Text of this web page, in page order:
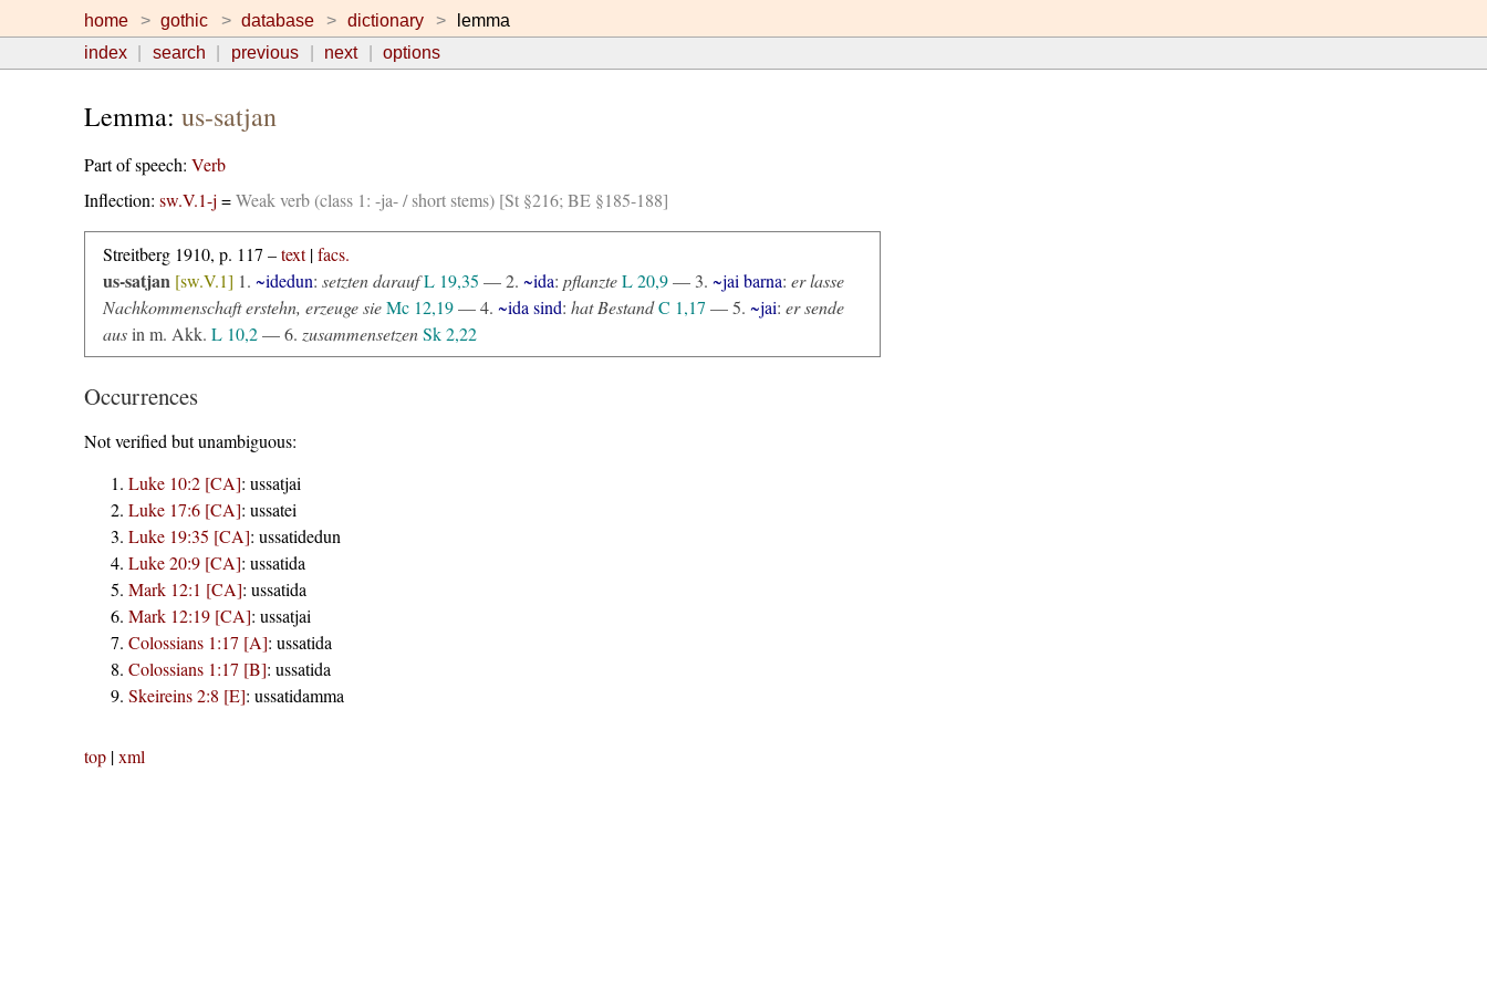
home gothic database dictionary
lemma
index
search previous next options
Lemma: us-satjan
Part of speech: Verb
Inflection: sw.V.1-j =Weak verb (class 1: -ja- / short stems) [St §216; BE §185-188]
Streitberg 1910, p. 117 –text|facs.
us-satjan [sw.V.1] 1. ~idedun: setzten darauf L 19,35 — 2. ~ida: pflanzte L 20,9— 3. ~jai barna: er lasse
Nachkommenschaft erstehn, erzeuge sie Mc 12,19— 4. ~ida sind: hat Bestand C 1,17 — 5. ~jai: er sende
ausin m. Akk. L 10,2— 6. zusammensetzen Sk 2,22
Occurrences
Not verified but unambiguous:
Luke 10:2 [CA]: ussatjai
Luke 17:6 [CA]: ussatei
Luke 19:35 [CA]: ussatidedun
Luke 20:9 [CA]: ussatida
Mark 12:1 [CA]: ussatida
Mark 12:19 [CA]: ussatjai
Colossians 1:17 [A]: ussatida
Colossians 1:17 [B]: ussatida
Skeireins 2:8 [E]: ussatidamma
top|xml